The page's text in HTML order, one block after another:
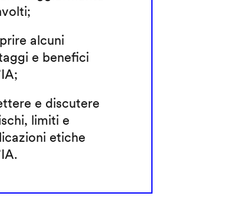
alcuni
e benefici
e discutere
limiti e
etiche